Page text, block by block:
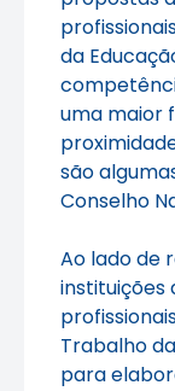
da
uma maior
são
Conselho
Ao lado de
instituições
Trabalho
para